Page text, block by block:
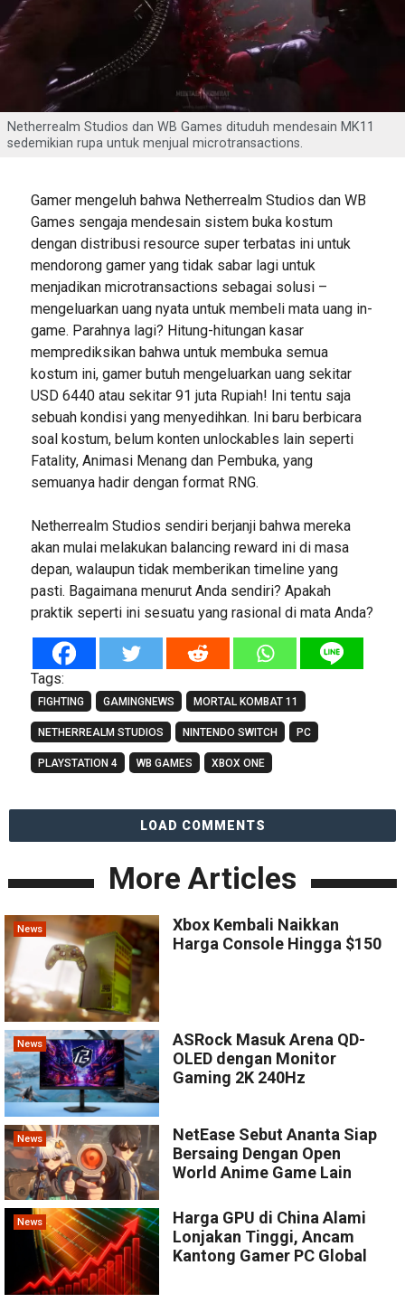
Netherrealm Studios dan WB Games dituduh mendesain MK11
sedemikian rupa untuk menjual microtransactions.
Gamer mengeluh bahwa Netherrealm Studios dan WB
Games sengaja mendesain sistem buka kostum
dengan distribusi resource super terbatas ini untuk
mendorong gamer yang tidak sabar lagi untuk
menjadikan microtransactions sebagai solusi –
mengeluarkan uang nyata untuk membeli mata uang in-
game. Parahnya lagi? Hitung-hitungan kasar
memprediksikan bahwa untuk membuka semua
kostum ini, gamer butuh mengeluarkan uang sekitar
USD 6440 atau sekitar 91 juta Rupiah! Ini tentu saja
sebuah kondisi yang menyedihkan. Ini baru berbicara
soal kostum, belum konten unlockables lain seperti
Fatality, Animasi Menang dan Pembuka, yang
semuanya hadir dengan format RNG.
Netherrealm Studios sendiri berjanji bahwa mereka
akan mulai melakukan balancing reward ini di masa
depan, walaupun tidak memberikan timeline yang
pasti. Bagaimana menurut Anda sendiri? Apakah
praktik seperti ini sesuatu yang rasional di mata Anda?
Tags:
FIGHTING GAMINGNEWS MORTAL KOMBAT 11
NETHERREALM STUDIOS NINTENDO SWITCH PC
PLAYSTATION 4 WB GAMES XBOX ONE
LOAD COMMENTS
More Articles
News
Xbox Kembali Naikkan
Harga Console Hingga $150
News
ASRock Masuk Arena QD-
OLED dengan Monitor
Gaming 2K 240Hz
News
NetEase Sebut Ananta Siap
Bersaing Dengan Open
World Anime Game Lain
News
Harga GPU di China Alami
Lonjakan Tinggi, Ancam
Kantong Gamer PC Global